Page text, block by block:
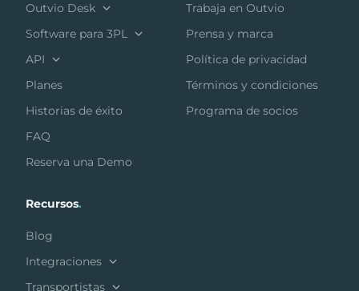
Outvio Desk
Software para 3PL
API
Planes
Historias de éxito
FAQ
Reserva una Demo
Trabaja en Outvio
Prensa y marca
Política de privacidad
Términos y condiciones
Programa de socios
Recursos.
Blog
Integraciones
Transportistas